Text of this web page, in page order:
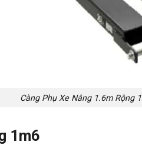
Càng Phụ Xe Nâng 1.6m Rộng
1m6